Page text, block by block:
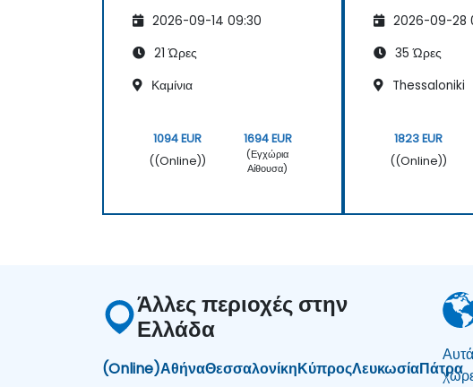
2026-09-14 09:30
21 Ώρες
Καμίνια
1094 EUR
((Online))
1694 EUR
(Εγχώρια
Αίθουσα)
2026-09-28
35 Ώρες
Thessaloniki
1823 EUR
((Online))
Άλλες περιοχές στην
Ελλάδα
(Online)ΑθήναΘεσσαλονίκηΚύπροςΛευκωσίαΠάτρα